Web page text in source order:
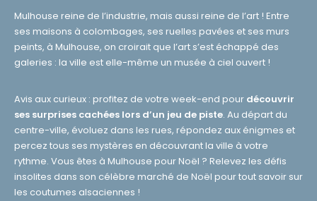
Mulhouse reine de l’industrie, mais aussi reine de l’art ! Entre
ses maisons à colombages, ses ruelles pavées et ses murs
peints, à Mulhouse, on croirait que l’art s’est échappé des
galeries : la ville est elle-même un musée à ciel ouvert !
Avis aux curieux : profitez de votre week-end pourdécouvrir
ses surprises cachées lors d’un jeu de piste. Au départ du
centre-ville, évoluez dans les rues, répondez aux énigmes et
percez tous ses mystères en découvrant la ville à votre
rythme. Vous êtes à Mulhouse pour Noël ? Relevez les défis
insolites dans son célèbre marché de Noël pour tout savoir sur
les coutumes alsaciennes !